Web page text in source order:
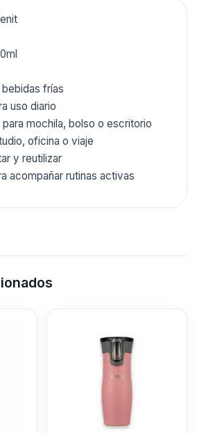
bebidas frías
uso diario
mochila, bolso o escritorio
oficina o viaje
y reutilizar
acompañar rutinas activas